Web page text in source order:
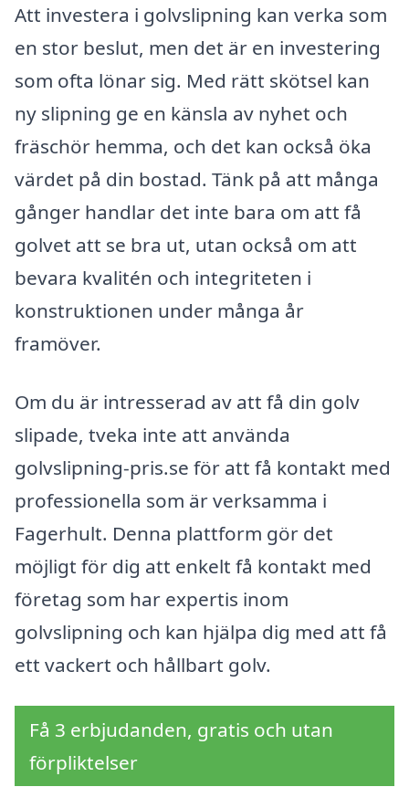
Att investera i golvslipning kan verka som
en stor beslut, men det är en investering
som ofta lönar sig. Med rätt skötsel kan
ny slipning ge en känsla av nyhet och
fräschör hemma, och det kan också öka
värdet på din bostad. Tänk på att många
gånger handlar det inte bara om att få
golvet att se bra ut, utan också om att
bevara kvalitén och integriteten i
konstruktionen under många år
framöver.
Om du är intresserad av att få din golv
slipade, tveka inte att använda
golvslipning-pris.se för att få kontakt med
professionella som är verksamma i
Fagerhult. Denna plattform gör det
möjligt för dig att enkelt få kontakt med
företag som har expertis inom
golvslipning och kan hjälpa dig med att få
ett vackert och hållbart golv.
Få 3 erbjudanden, gratis och utan
förpliktelser